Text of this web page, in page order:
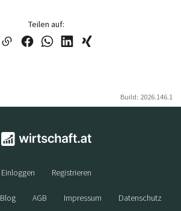
Teilen auf:
Build: 2026.146.1
Einloggen Registrieren
Blog AGB Impressum Datenschutz